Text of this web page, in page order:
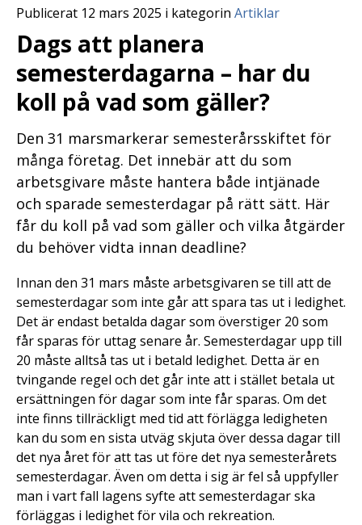
Publicerat 12 mars 2025 i kategorin Artiklar
Dags att planera
semesterdagarna – har du
koll på vad som gäller?
Den 31 marsmarkerar semesterårsskiftet för
många företag. Det innebär att du som
arbetsgivare måste hantera både intjänade
och sparade semesterdagar på rätt sätt. Här
får du koll på vad som gäller och vilka åtgärder
du behöver vidta innan deadline?
Innan den 31 mars måste arbetsgivaren se till att de
semesterdagar som inte går att spara tas ut i ledighet.
Det är endast betalda dagar som överstiger 20 som
får sparas för uttag senare år. Semesterdagar upp till
20 måste alltså tas ut i betald ledighet. Detta är en
tvingande regel och det går inte att i stället betala ut
ersättningen för dagar som inte får sparas. Om det
inte finns tillräckligt med tid att förlägga ledigheten
kan du som en sista utväg skjuta över dessa dagar till
det nya året för att tas ut före det nya semesterårets
semesterdagar. Även om detta i sig är fel så uppfyller
man i vart fall lagens syfte att semesterdagar ska
förläggas i ledighet för vila och rekreation.